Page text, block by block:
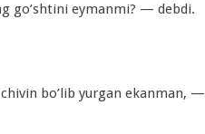
go’shtini eymanmi? — debdi.
bo’lib yurgan ekanman, —